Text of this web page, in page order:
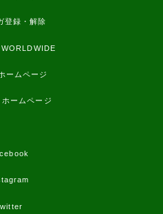
登録・解除
ームページ
ームページ